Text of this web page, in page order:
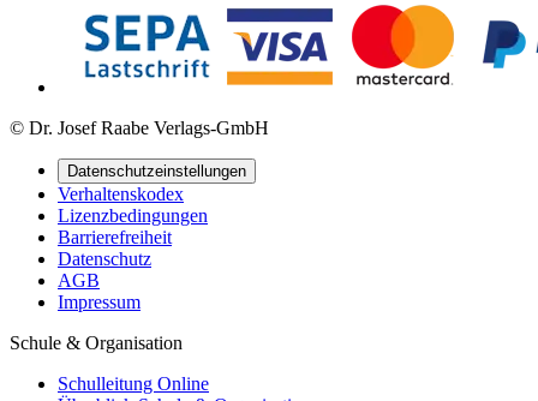
© Dr. Josef Raabe Verlags-GmbH
Datenschutzeinstellungen
Verhaltenskodex
Lizenzbedingungen
Barrierefreiheit
Datenschutz
AGB
Impressum
Schule & Organisation
Schulleitung Online